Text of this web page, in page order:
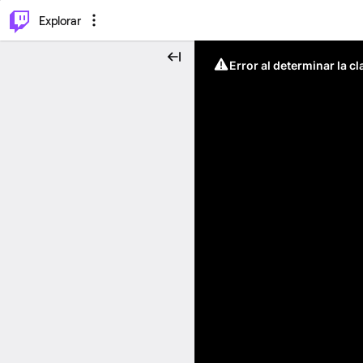
Explorar
Error al determinar la